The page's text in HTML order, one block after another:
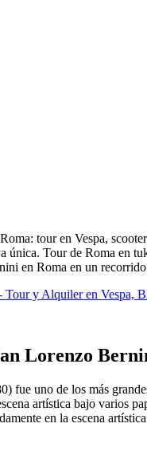
tour en Vespa,
única. Tour de Roma en
en Roma en un
y Alquiler en Vespa,
Lorenzo
uno de los más
artística bajo varios
en la escena